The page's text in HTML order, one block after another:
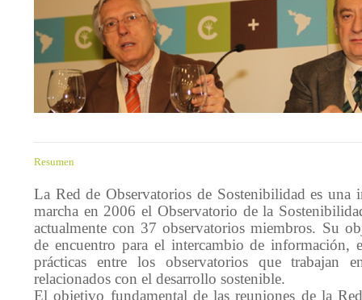
Resumen
La Red de Observatorios de Sostenibilidad es una
marcha en 2006 el Observatorio de la
actualmente con 37 observatorios miembros. Su
de encuentro para el intercambio de información,
prácticas entre los observatorios que trabajan
relacionados con el desarrollo sostenible.
El objetivo fundamental de las reuniones de la